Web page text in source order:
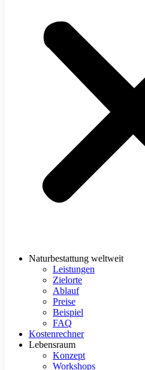
Naturbestattung weltweit
Leistungen
Zielorte
Ablauf
Preise
Beispiel
FAQ
Kostenrechner
Lebensraum
Konzept
Workshops